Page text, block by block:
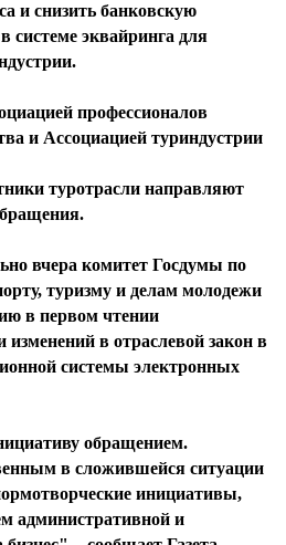
и снизить банковскую
системе эквайринга для
профессионалов
и Ассоциацией туриндустрии
туротрасли направляют
вчера комитет Госдумы по
туризму и делам молодежи
в первом чтении
изменений в отраслевой закон в
системы электронных
обращением.
в сложившейся ситуации
инициативы,
административной и